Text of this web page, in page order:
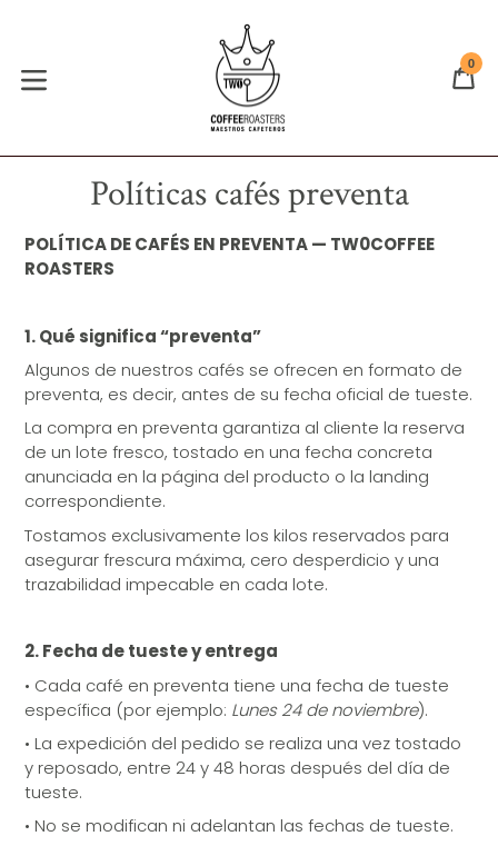
contenido
0
Políticas cafés preventa
POLÍTICA DE CAFÉS EN PREVENTA — TW0COFFEE
ROASTERS
1. Qué significa “preventa”
Algunos de nuestros cafés se ofrecen en formato de
preventa, es decir, antes de su fecha oficial de tueste.
La compra en preventa garantiza al cliente la reserva
de un lote fresco, tostado en una fecha concreta
anunciada en la página del producto o la landing
correspondiente.
Tostamos exclusivamente los kilos reservados para
asegurar frescura máxima, cero desperdicio y una
trazabilidad impecable en cada lote.
2. Fecha de tueste y entrega
• Cada café en preventa tiene una fecha de tueste
específica (por ejemplo: Lunes 24 de noviembre).
• La expedición del pedido se realiza una vez tostado
y reposado, entre 24 y 48 horas después del día de
tueste.
• No se modifican ni adelantan las fechas de tueste.